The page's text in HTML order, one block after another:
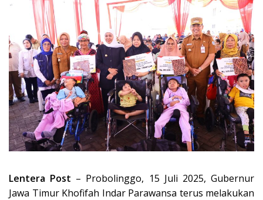
Lentera Post – Probolinggo, 15 Juli 2025, Gubernur
Jawa Timur Khofifah Indar Parawansa terus melakukan